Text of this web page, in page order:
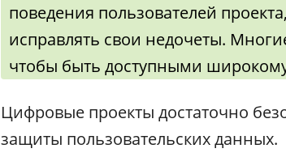
поведения пользователей
исправлять свои недочеты.
чтобы быть доступными широкому
Цифровые проекты достаточно
защиты пользовательских данных.